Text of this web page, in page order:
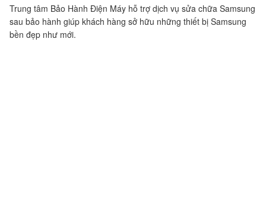
​Trung tâm Bảo Hành Điện Máy hỗ trợ dịch vụ sửa chữa Samsung
sau bảo hành giúp khách hàng sở hữu những thiết bị Samsung
bền đẹp như mới.